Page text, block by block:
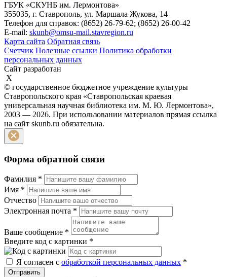
ГБУК «СКУНБ им. Лермонтова»
355035, г. Ставрополь, ул. Маршала Жукова, 14
Телефон для справок: (8652) 26-79-62; (8652) 26-00-42
E-mail: skunb@omsu-mail.stavregion.ru
Карта сайта Обратная связь
Счетчик Полезные ссылки Политика обработки
персональных данных
Сайт разработан
X
© государственное бюджетное учреждение культуры
Ставропольского края «Ставропольская краевая
универсальная научная библиотека им. М. Ю. Лермонтова»,
2003 — 2026. При использовании материалов прямая ссылка
на сайт skunb.ru обязательна.
Форма обратной связи
Фамилия *
Имя *
Отчество
Электронная почта *
Ваше сообщение *
Введите код с картинки *
Я согласен с обработкой персональных данных *
Отправить